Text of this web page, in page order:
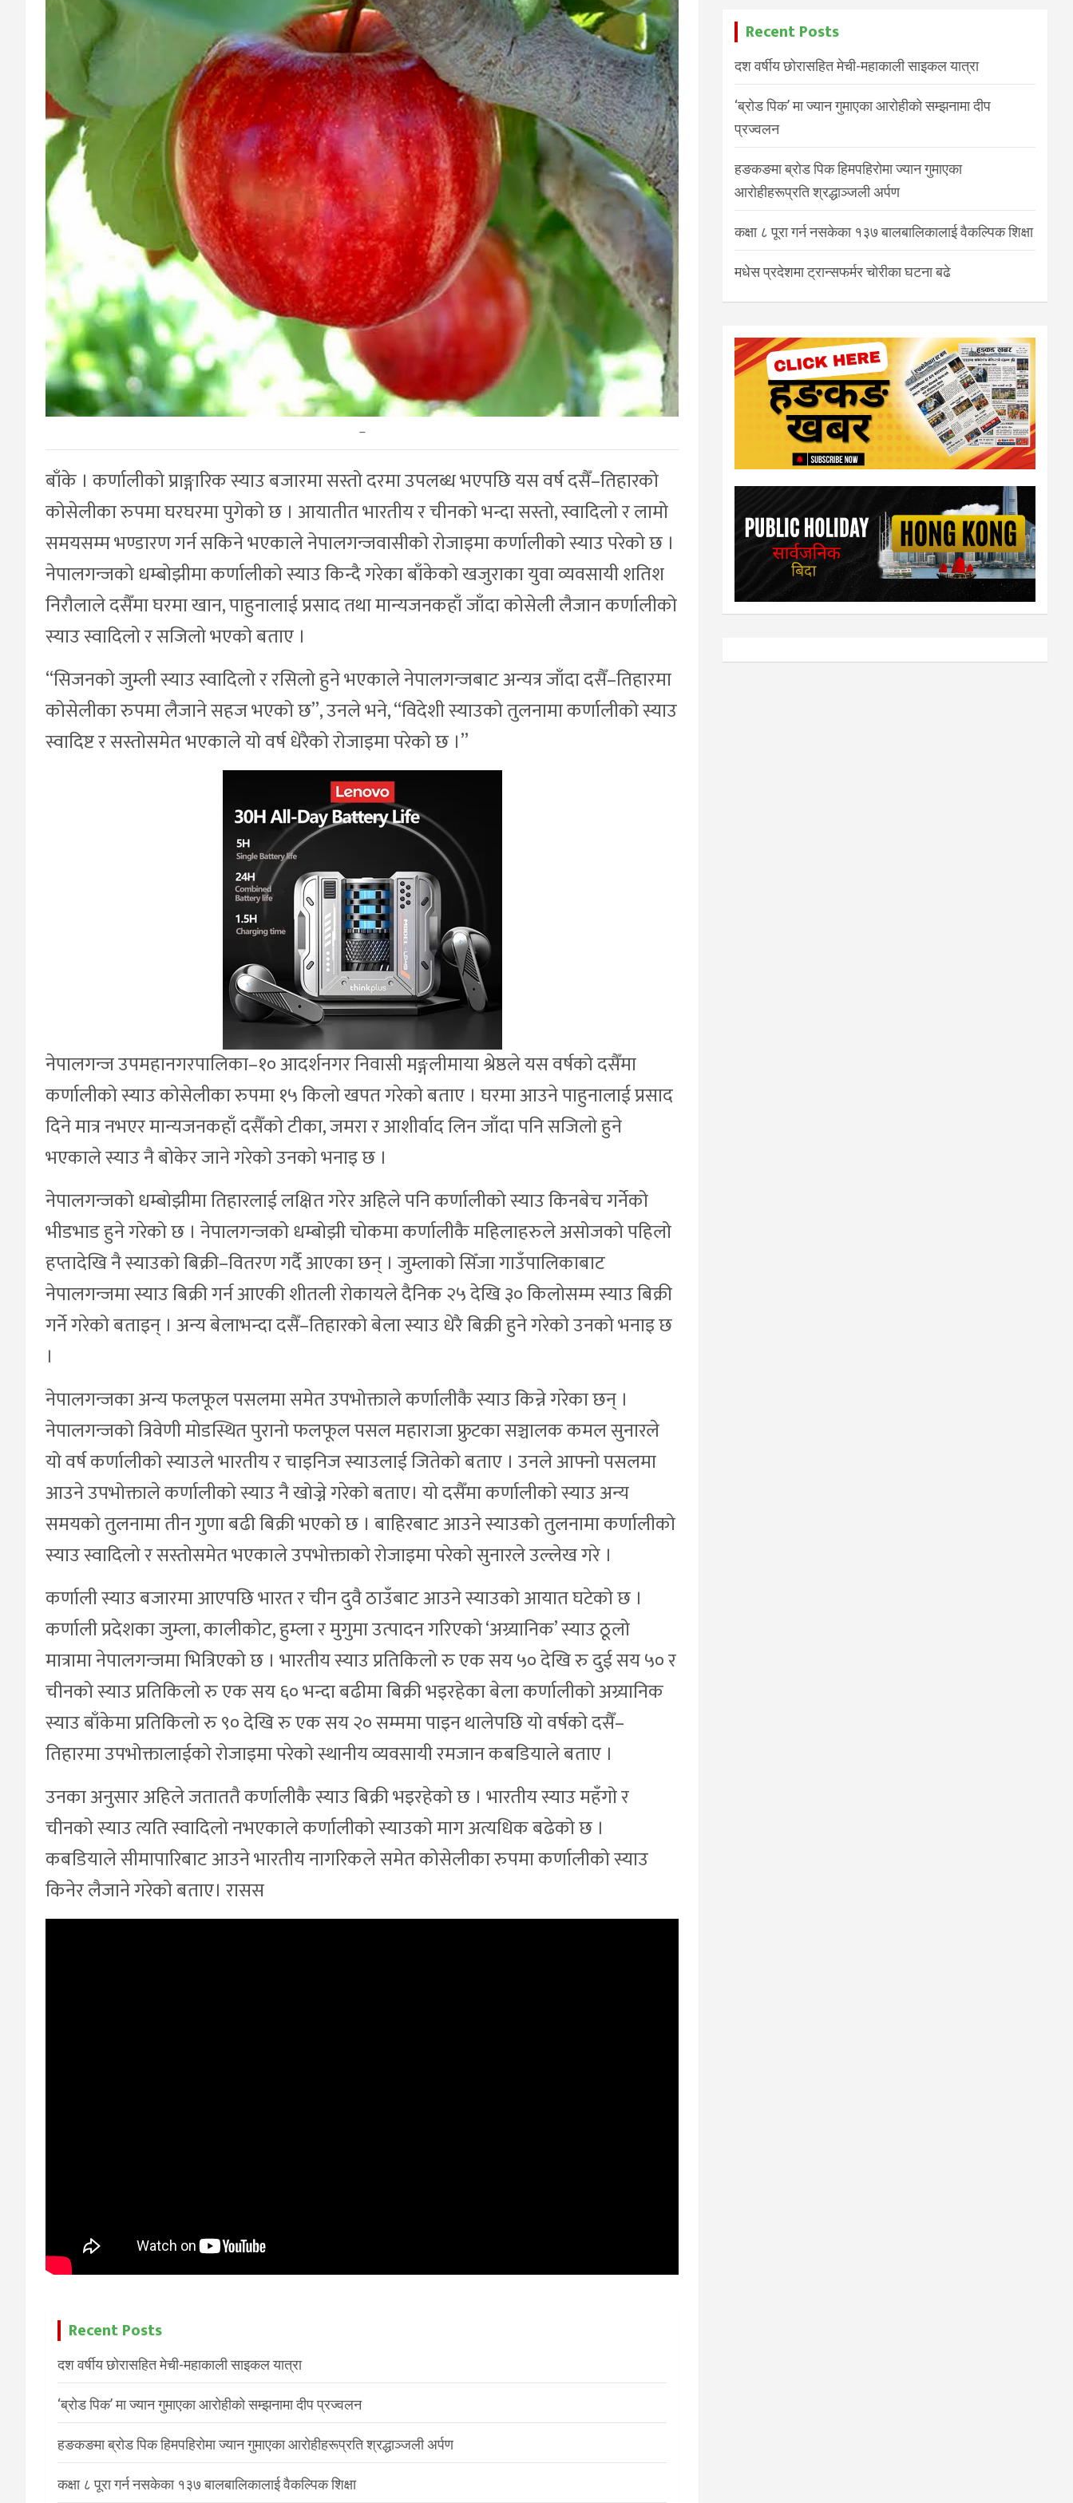
–
बाँके । कर्णालीको प्राङ्गारिक स्याउ बजारमा सस्तो दरमा उपलब्ध भएपछि यस वर्ष दसैँ–तिहारको
कोसेलीका रुपमा घरघरमा पुगेको छ । आयातीत भारतीय र चीनको भन्दा सस्तो, स्वादिलो र लामो
समयसम्म भण्डारण गर्न सकिने भएकाले नेपालगन्जवासीको रोजाइमा कर्णालीको स्याउ परेको छ ।
नेपालगन्जको धम्बोझीमा कर्णालीको स्याउ किन्दै गरेका बाँकेको खजुराका युवा व्यवसायी शतिश
निरौलाले दसैँमा घरमा खान, पाहुनालाई प्रसाद तथा मान्यजनकहाँ जाँदा कोसेली लैजान कर्णालीको
स्याउ स्वादिलो र सजिलो भएको बताए ।
“सिजनको जुम्ली स्याउ स्वादिलो र रसिलो हुने भएकाले नेपालगन्जबाट अन्यत्र जाँदा दसैँ–तिहारमा
कोसेलीका रुपमा लैजाने सहज भएको छ”, उनले भने, “विदेशी स्याउको तुलनामा कर्णालीको स्याउ
स्वादिष्ट र सस्तोसमेत भएकाले यो वर्ष धेरैको रोजाइमा परेको छ ।”
नेपालगन्ज उपमहानगरपालिका–१० आदर्शनगर निवासी मङ्गलीमाया श्रेष्ठले यस वर्षको दसैँमा
कर्णालीको स्याउ कोसेलीका रुपमा १५ किलो खपत गरेको बताए । घरमा आउने पाहुनालाई प्रसाद
दिने मात्र नभएर मान्यजनकहाँ दसैँको टीका, जमरा र आशीर्वाद लिन जाँदा पनि सजिलो हुने
भएकाले स्याउ नै बोकेर जाने गरेको उनको भनाइ छ ।
नेपालगन्जको धम्बोझीमा तिहारलाई लक्षित गरेर अहिले पनि कर्णालीको स्याउ किनबेच गर्नेको
भीडभाड हुने गरेको छ । नेपालगन्जको धम्बोझी चोकमा कर्णालीकै महिलाहरुले असोजको पहिलो
हप्तादेखि नै स्याउको बिक्री–वितरण गर्दै आएका छन् । जुम्लाको सिँजा गाउँपालिकाबाट
नेपालगन्जमा स्याउ बिक्री गर्न आएकी शीतली रोकायले दैनिक २५ देखि ३० किलोसम्म स्याउ बिक्री
गर्ने गरेको बताइन् । अन्य बेलाभन्दा दसैँ–तिहारको बेला स्याउ धेरै बिक्री हुने गरेको उनको भनाइ छ
।
नेपालगन्जका अन्य फलफूल पसलमा समेत उपभोक्ताले कर्णालीकै स्याउ किन्ने गरेका छन् ।
नेपालगन्जको त्रिवेणी मोडस्थित पुरानो फलफूल पसल महाराजा फ्रुटका सञ्चालक कमल सुनारले
यो वर्ष कर्णालीको स्याउले भारतीय र चाइनिज स्याउलाई जितेको बताए । उनले आफ्नो पसलमा
आउने उपभोक्ताले कर्णालीको स्याउ नै खोज्ने गरेको बताए। यो दसैँमा कर्णालीको स्याउ अन्य
समयको तुलनामा तीन गुणा बढी बिक्री भएको छ । बाहिरबाट आउने स्याउको तुलनामा कर्णालीको
स्याउ स्वादिलो र सस्तोसमेत भएकाले उपभोक्ताको रोजाइमा परेको सुनारले उल्लेख गरे ।
कर्णाली स्याउ बजारमा आएपछि भारत र चीन दुवै ठाउँबाट आउने स्याउको आयात घटेको छ ।
कर्णाली प्रदेशका जुम्ला, कालीकोट, हुम्ला र मुगुमा उत्पादन गरिएको ‘अग्र्यानिक’ स्याउ ठूलो
मात्रामा नेपालगन्जमा भित्रिएको छ । भारतीय स्याउ प्रतिकिलो रु एक सय ५० देखि रु दुई सय ५० र
चीनको स्याउ प्रतिकिलो रु एक सय ६० भन्दा बढीमा बिक्री भइरहेका बेला कर्णालीको अग्र्यानिक
स्याउ बाँकेमा प्रतिकिलो रु ९० देखि रु एक सय २० सम्ममा पाइन थालेपछि यो वर्षको दसैँ–
तिहारमा उपभोक्तालाईको रोजाइमा परेको स्थानीय व्यवसायी रमजान कबडियाले बताए ।
उनका अनुसार अहिले जताततै कर्णालीकै स्याउ बिक्री भइरहेको छ । भारतीय स्याउ महँगो र
चीनको स्याउ त्यति स्वादिलो नभएकाले कर्णालीको स्याउको माग अत्यधिक बढेको छ ।
कबडियाले सीमापारिबाट आउने भारतीय नागरिकले समेत कोसेलीका रुपमा कर्णालीको स्याउ
किनेर लैजाने गरेको बताए। रासस
Recent Posts
दश वर्षीय छोरासहित मेची-महाकाली साइकल यात्रा
‘ब्रोड पिक’ मा ज्यान गुमाएका आरोहीको सम्झनामा दीप प्रज्वलन
हङकङमा ब्रोड पिक हिमपहिरोमा ज्यान गुमाएका आरोहीहरूप्रति श्रद्धाञ्जली अर्पण
कक्षा ८ पूरा गर्न नसकेका १३७ बालबालिकालाई वैकल्पिक शिक्षा
Recent Posts
दश वर्षीय छोरासहित मेची-महाकाली साइकल यात्रा
‘ब्रोड पिक’ मा ज्यान गुमाएका आरोहीको सम्झनामा दीप
प्रज्वलन
हङकङमा ब्रोड पिक हिमपहिरोमा ज्यान गुमाएका
आरोहीहरूप्रति श्रद्धाञ्जली अर्पण
कक्षा ८ पूरा गर्न नसकेका १३७ बालबालिकालाई वैकल्पिक शिक्षा
मधेस प्रदेशमा ट्रान्सफर्मर चोरीका घटना बढे